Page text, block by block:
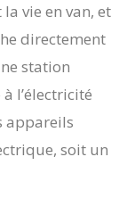
vie en van, et
directement
station
l’électricité
appareils
soit un